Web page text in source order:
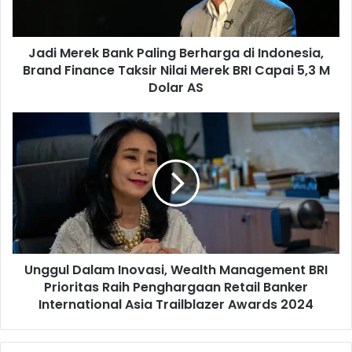
k
i
n
g
B
r
a
Jadi Merek Bank Paling Berharga di Indonesia,
Brand Finance Taksir Nilai Merek BRI Capai 5,3 M
Dolar AS
g
l
D
a
l
Unggul Dalam Inovasi, Wealth Management BRI
Prioritas Raih Penghargaan Retail Banker
International Asia Trailblazer Awards 2024